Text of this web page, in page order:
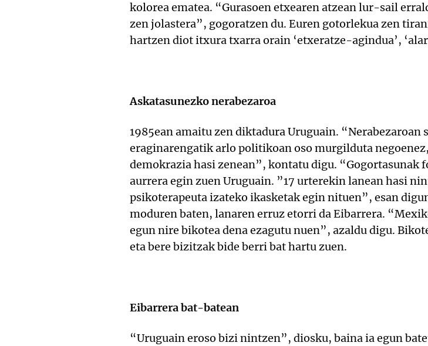
kolorea ematea. “Gurasoen etxearen atzean lur-sail
zen jolastera”, gogoratzen du. Euren gotorlekua zen
hartzen diot itxura txarra orain ‘etxeratze-agindua’,
Askatasunezko nerabezaroa
1985ean amaitu zen diktadura Uruguain.
eraginarengatik arlo politikoan oso murgilduta
demokrazia hasi zenean”, kontatu digu.
aurrera egin zuen Uruguain. ”17 urterekin lanean hasi
psikoterapeuta izateko ikasketak egin nituen”, esan
moduren baten, lanaren erruz etorri da Eibarrera.
egun nire bikotea dena ezagutu nuen”, azaldu digu.
eta bere bizitzak bide berri bat hartu zuen.
Eibarrera bat-batean
“Uruguain eroso bizi nintzen”, diosku, baina ia egun